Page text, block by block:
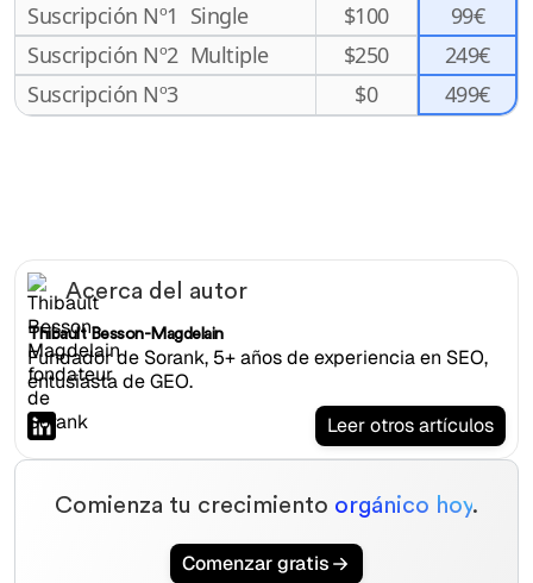
Suscripción Nº1 Single $100
99€
Suscripción Nº2 Multiple $250
249€
Suscripción Nº3
$0 499€
Acerca del autor
Thibault Besson-Magdelain
Fundador de Sorank, 5+ años de experiencia en SEO,
entusiasta de GEO.
Leer otros artículos
Comienza tu crecimiento orgánico hoy.
Comenzar gratis